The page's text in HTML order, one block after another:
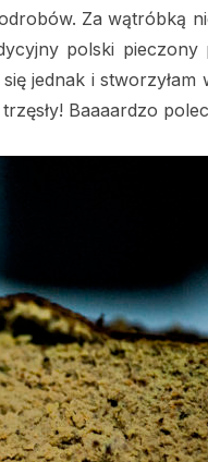
Za wątróbką
polski pieczony
jednak i stworzyłam
Baaaardzo